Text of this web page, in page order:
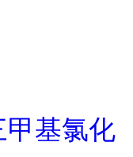
甲基氯化